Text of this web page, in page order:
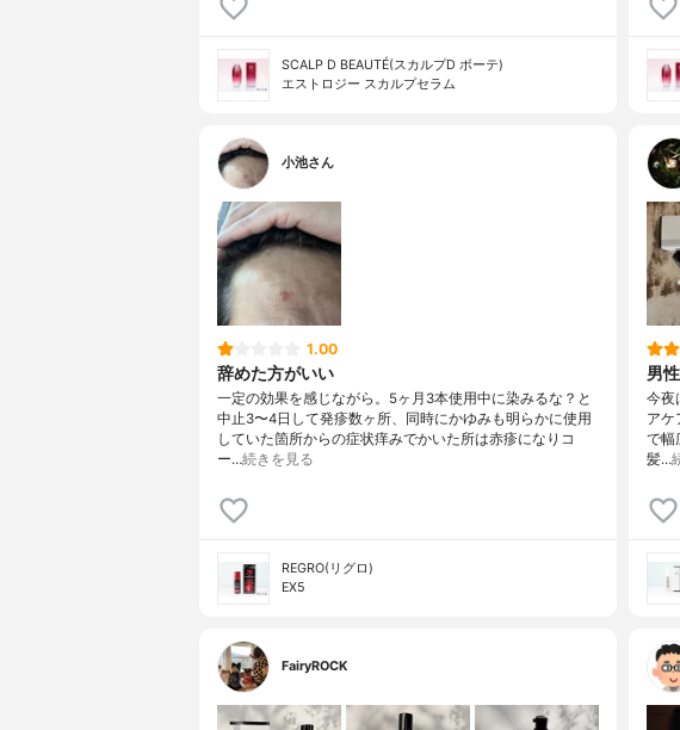
SCALP D BEAUTÉ(スカルプD ボーテ)
エストロジー スカルプセラム
小池さん
1.00
辞めた方がいい
一定の効果を感じながら。5ヶ月3本使用中に染みるな？と
中止3〜4日して発疹数ヶ所、同時にかゆみも明らかに使用
していた箇所からの症状痒みでかいた所は赤疹になりコ
ー…続きを見る
REGRO(リグロ)
EX5
男
今夜
アケ
で幅
髪…
FairyROCK